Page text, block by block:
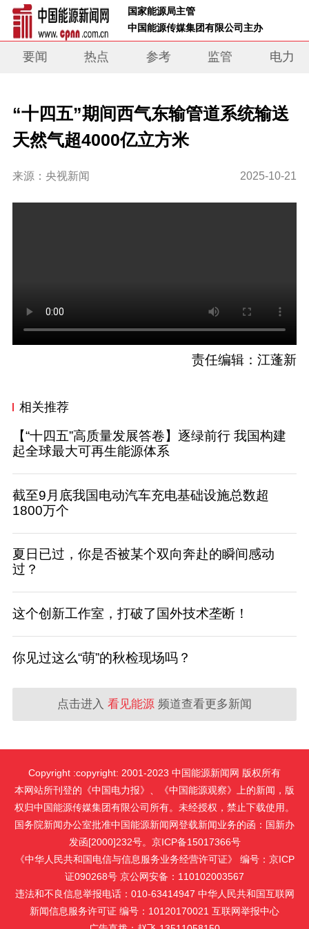
国家能源局主管
中国能源传媒集团有限公司主办
要闻 热点 参考 监管 电力
“十四五”期间西气东输管道系统输送
天然气超4000亿立方米
来源：央视新闻 2025-10-21
责任编辑：江蓬新
相关推荐
【“十四五”高质量发展答卷】逐绿前行 我国构建
起全球最大可再生能源体系
截至9月底我国电动汽车充电基础设施总数超
1800万个
夏日已过，你是否被某个双向奔赴的瞬间感动
过？
这个创新工作室，打破了国外技术垄断！
你见过这么“萌”的秋检现场吗？
点击进入 看见能源 频道查看更多新闻
Copyright :copyright: 2001-2023 中国能源新闻网 版权所有
本网站所刊登的《中国电力报》、《中国能源观察》上的新闻，版
权归中国能源传媒集团有限公司所有。未经授权，禁止下载使用。
国务院新闻办公室批准中国能源新闻网登载新闻业务的函：国新办
发函[2000]232号。京ICP备15017366号
《中华人民共和国电信与信息服务业务经营许可证》 编号：京ICP
证090268号 京公网安备：110102003567
违法和不良信息举报电话：010-63414947 中华人民共和国互联网
新闻信息服务许可证 编号：10120170021 互联网举报中心